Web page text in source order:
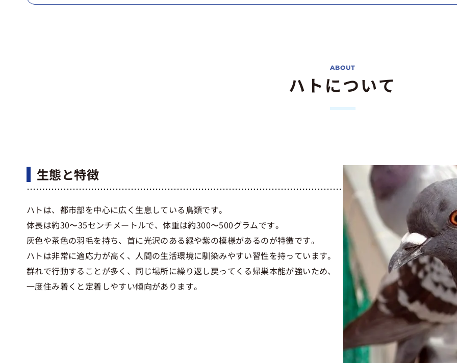
ハトについて
生態と特徴
ハトは、都市部を中心に広く生息している鳥類です。
体長は約30〜35センチメートルで、体重は約300〜500グラムです。
灰色や茶色の羽毛を持ち、首に光沢のある緑や紫の模様があるのが特徴です。
ハトは非常に適応力が高く、人間の生活環境に馴染みやすい習性を持っています。
群れで行動することが多く、同じ場所に繰り返し戻ってくる帰巣本能が強いため、
一度住み着くと定着しやすい傾向があります。